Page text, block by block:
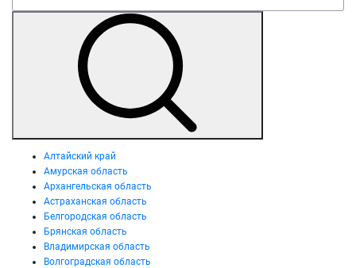
Алтайский край
Амурская область
Архангельская область
Астраханская область
Белгородская область
Брянская область
Владимирская область
Волгоградская область